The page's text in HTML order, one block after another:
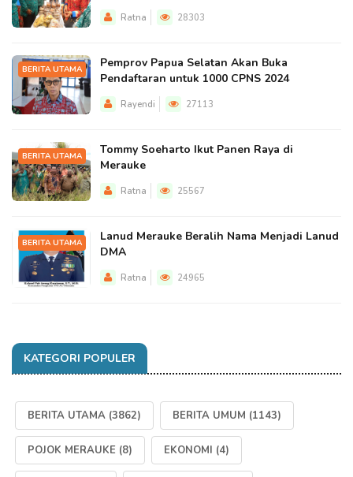
Ratna 28303
BERITA UTAMA
Pemprov Papua Selatan Akan Buka
Pendaftaran untuk 1000 CPNS 2024
Rayendi 27113
BERITA UTAMA
Tommy Soeharto Ikut Panen Raya di
Merauke
Ratna 25567
BERITA UTAMA
Lanud Merauke Beralih Nama Menjadi Lanud
DMA
Ratna 24965
KATEGORI POPULER
BERITA UTAMA (3862) BERITA UMUM (1143)
POJOK MERAUKE (8) EKONOMI (4)